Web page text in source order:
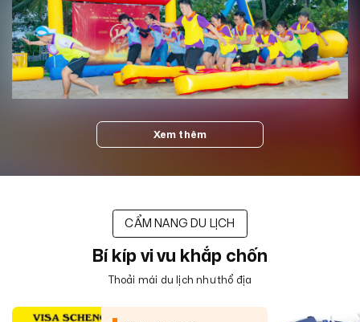
Xem thêm
CẨM NANG DU LỊCH
Bí kíp vi vu khắp chốn
Thoải mái du lịch như thổ địa